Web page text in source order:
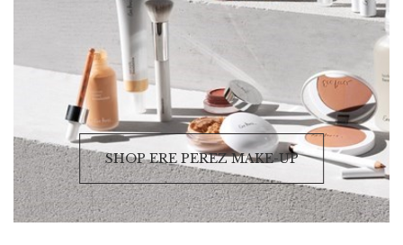
SHOP ERE PEREZ MAKE-UP